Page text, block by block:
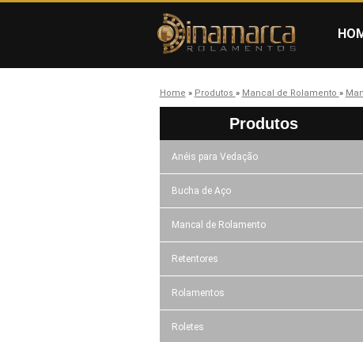
Home » Produtos » Mancal de Rolamento »
Produtos
Anéis para Vedação
Bucha de Aço
Mancal de Rolamento
Retentores
Rolamentos
Roletes